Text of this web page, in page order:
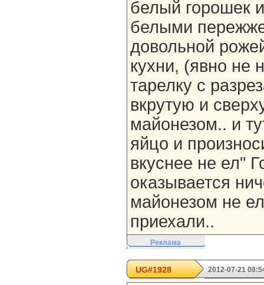
белый горошек
белыми
довольной
кухни, (явно не
тарелку с
вкрутую и
майонезом.. и
яйцо и
вкуснее не ел"
оказывается
майонезом не
приехали..
Реклама
UG#1928 2012-07-21